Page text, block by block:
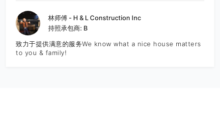
合时尚风格的设计，并可以根据客户的要求，一步步细化调整设
计和材料选用，满足客户预算，达到最佳性价比。 公司创始人李
杰先生是专业资深人士，从业近三十年，涉足景观工程设计和大
型景观工程施工管理，曾承建广州2010年亚运会主会场景观工
程，拥有极为丰富的项目施工和管理经验，引领公司团队走创意
设计的时尚风格，精细管理工程质量，深受客户的欢迎。 我们可
林师傅 - H & L Construction Inc
持照承包商: B
致力于提供满意的服务We know what a nice house matters
to you & family!